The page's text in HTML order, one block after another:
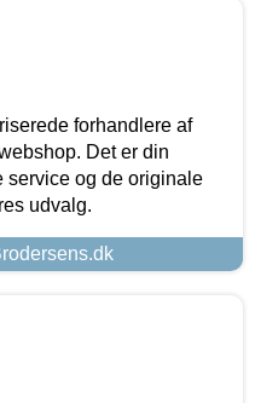
forhandlere af
Det er din
service og de originale
udvalg.